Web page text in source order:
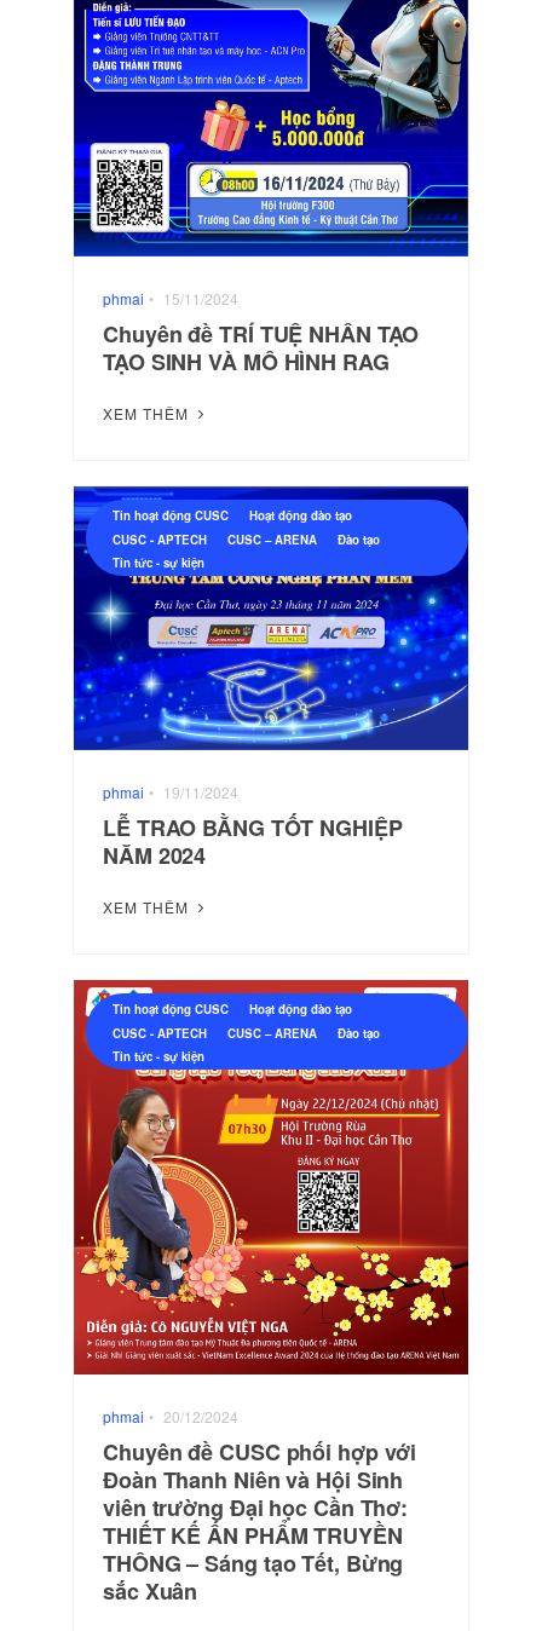
phmai • 15/11/2024
Chuyên đề TRÍ TUỆ NHÂN TẠO
TẠO SINH VÀ MÔ HÌNH RAG
XEM THÊM
Tin hoạt động CUSC
Hoạt động đào tạo
CUSC - APTECH
CUSC – ARENA
Đào tạo
Tin tức - sự kiện
phmai • 19/11/2024
LỄ TRAO BẰNG TỐT NGHIỆP
NĂM 2024
XEM THÊM
Tin hoạt động CUSC
Hoạt động đào tạo
CUSC - APTECH
CUSC – ARENA
Đào tạo
Tin tức - sự kiện
phmai • 20/12/2024
Chuyên đề CUSC phối hợp với
Đoàn Thanh Niên và Hội Sinh
viên trường Đại học Cần Thơ:
THIẾT KẾ ẤN PHẨM TRUYỀN
THÔNG – Sáng tạo Tết, Bừng
sắc Xuân